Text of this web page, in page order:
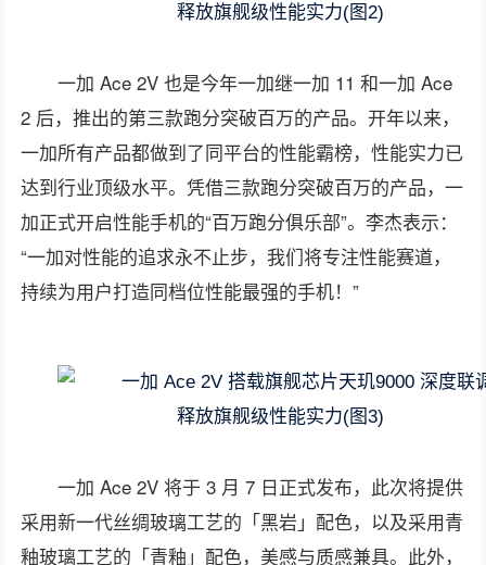
一加 Ace 2V 也是今年一加继一加 11 和一加 Ace
2 后，推出的第三款跑分突破百万的产品。开年以来，
一加所有产品都做到了同平台的性能霸榜，性能实力已
达到行业顶级水平。凭借三款跑分突破百万的产品，一
加正式开启性能手机的“百万跑分俱乐部”。李杰表示：
“一加对性能的追求永不止步，我们将专注性能赛道，
持续为用户打造同档位性能最强的手机！”
一加 Ace 2V 将于 3 月 7 日正式发布，此次将提供
采用新一代丝绸玻璃工艺的「黑岩」配色，以及采用青
釉玻璃工艺的「青釉」配色，美感与质感兼具。此外，